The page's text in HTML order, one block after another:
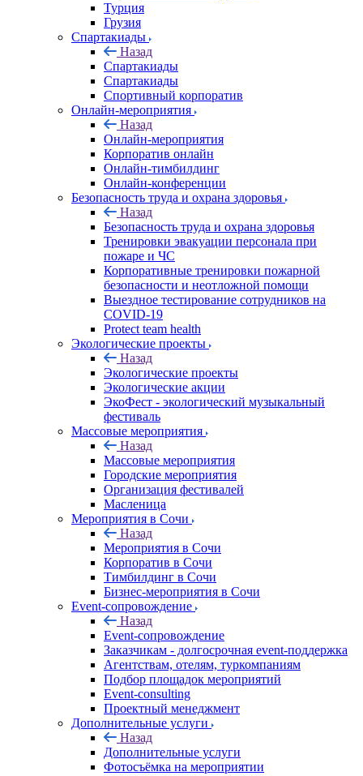
Турция
Грузия
Спартакиады
Назад
Спартакиады
Спартакиады
Спортивный корпоратив
Онлайн-мероприятия
Назад
Онлайн-мероприятия
Корпоратив онлайн
Онлайн-тимбилдинг
Онлайн-конференции
Безопасность труда и охрана здоровья
Назад
Безопасность труда и охрана здоровья
Тренировки эвакуации персонала при
пожаре и ЧС
Корпоративные тренировки пожарной
безопасности и неотложной помощи
Выездное тестирование сотрудников на
COVID-19
Protect team health
Экологические проекты
Назад
Экологические проекты
Экологические акции
ЭкоФест - экологический музыкальный
фестиваль
Массовые мероприятия
Назад
Массовые мероприятия
Городские мероприятия
Организация фестивалей
Масленица
Мероприятия в Сочи
Назад
Мероприятия в Сочи
Корпоратив в Сочи
Тимбилдинг в Сочи
Бизнес-мероприятия в Сочи
Event-сопровождение
Назад
Event-сопровождение
Заказчикам - долгосрочная event-поддержка
Агентствам, отелям, туркомпаниям
Подбор площадок мероприятий
Event-consulting
Проектный менеджмент
Дополнительные услуги
Назад
Дополнительные услуги
Фотосъёмка на мероприятии